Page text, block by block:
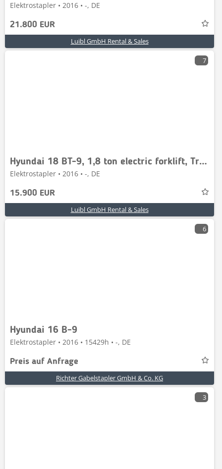
Elektrostapler • 2016 • -, DE
21.800 EUR
Luibl GmbH Rental & Sales
7
Hyundai 18 BT-9, 1,8 ton electric forklift, Triplex 5,5m
Elektrostapler • 2016 • -, DE
15.900 EUR
Luibl GmbH Rental & Sales
6
Hyundai 16 B-9
Elektrostapler • 2016 • 15429h • -, DE
Preis auf Anfrage
Richter Gabelstapler GmbH & Co. KG
3